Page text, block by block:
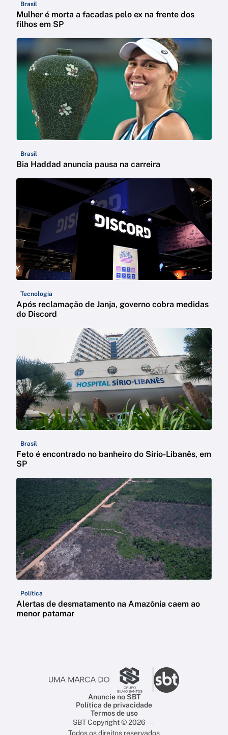
Brasil
Mulher é morta a facadas pelo ex na frente dos
filhos em SP
Brasil
Bia Haddad anuncia pausa na carreira
Tecnologia
Após reclamação de Janja, governo cobra medidas
do Discord
Brasil
Feto é encontrado no banheiro do Sírio-Libanês, em
SP
Política
Alertas de desmatamento na Amazônia caem ao
menor patamar
Anuncie no SBT
Política de privacidade
Termos de uso
SBT Copyright © 2026 —
Todos os direitos reservados